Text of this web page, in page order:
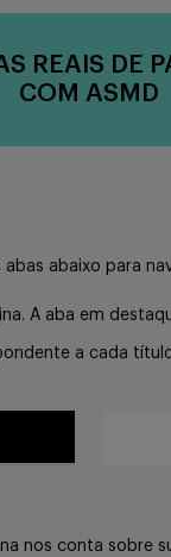
REAIS DE
COM ASMD
abas abaixo para
A aba em
a cada
nos conta sobre